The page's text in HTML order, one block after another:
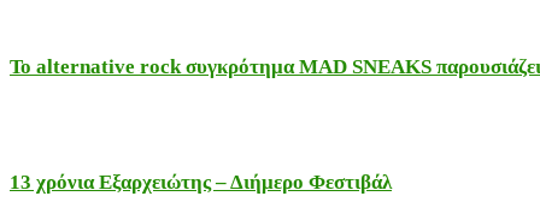
Το alternative rock συγκρότημα MAD SNEAKS
13 χρόνια Εξαρχειώτης – Διήμερο Φεστιβάλ